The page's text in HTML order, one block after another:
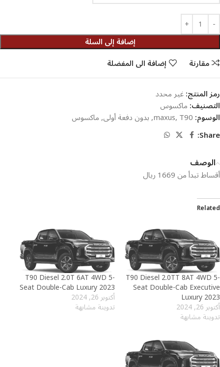
إضافة إلى السلة
مقارنة
إضافة الى المفضلة
رمز المنتج:غير محدد
التصنيف:ماكسوس
الوسوم: maxus,T90
,بدون دفعة أولى,ماكسوس
Share:
الوصف
أقساط تبدأ من 1669 ريال
Related
T90 Diesel 2.0TT 8AT 4WD 5-
Seat Double-Cab Executive
Luxury 2023
أكتوبر 26, 2024
تدوينة مشابهة
T90 Diesel 2.0T 6AT 4WD 5-
Seat Double-Cab Luxury 2023
أكتوبر 26, 2024
تدوينة مشابهة